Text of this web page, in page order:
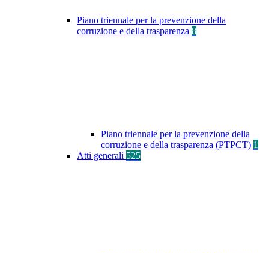
Piano triennale per la prevenzione della
corruzione e della trasparenza 8
Piano triennale per la prevenzione della
corruzione e della trasparenza (PTPCT) 1
Atti generali 525